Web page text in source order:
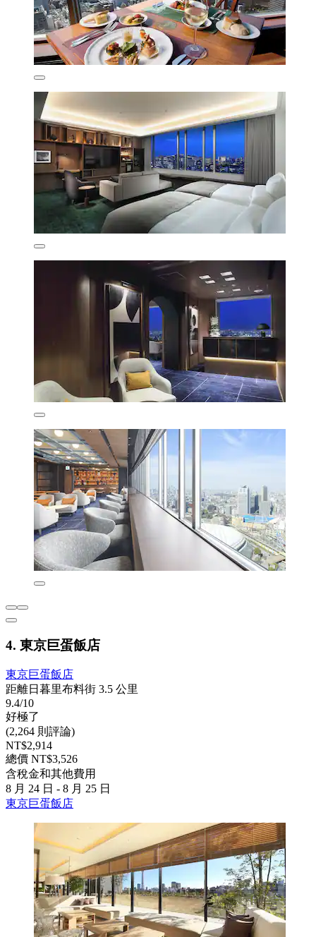
4. 東京巨蛋飯店
東京巨蛋飯店
距離日暮里布料街 3.5 公里
9.4/10
好極了
(2,264 則評論)
NT$2,914
總價 NT$3,526
含稅金和其他費用
8 月 24 日 - 8 月 25 日
東京巨蛋飯店